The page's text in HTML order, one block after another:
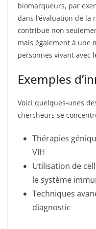
biomarqueurs, par
dans l’évaluation de la
contribue non
mais également à une
personnes vivant avec
Exemples
Voici quelques-unes
chercheurs se
Thérapies
VIH
Utilisation de
le système
Techniques
diagnostic